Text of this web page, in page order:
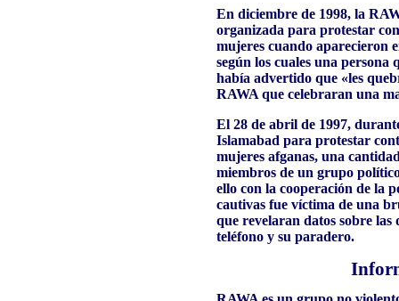
En diciembre de 1998, la
organizada para protestar
mujeres cuando aparecieron
según los cuales una persona
había advertido que «les
RAWA que celebraran una
El 28 de abril de 1997,
Islamabad para protestar
mujeres afganas, una
miembros de un grupo
ello con la cooperación de la
cautivas fue víctima de una
que revelaran datos sobre las
teléfono y su paradero.